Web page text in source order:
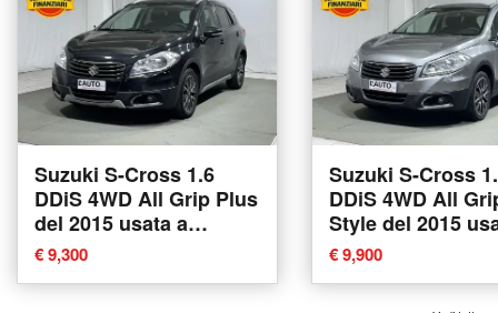
Suzuki S-Cross 1.6
DDiS 4WD All Grip Plus
del 2015 usata a
Montagna in Valtellina
€ 9,300
Suzuki S-Cross
DDiS 4WD All
Style del 2015
Montagna in
€ 9,900